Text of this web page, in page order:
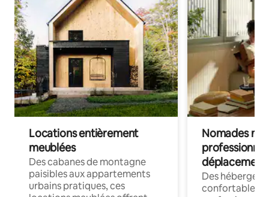
Locations entièrement
meublées
Des cabanes de montagne
paisibles aux appartements
urbains pratiques, ces
Nomades
déplacement
Des
confortables